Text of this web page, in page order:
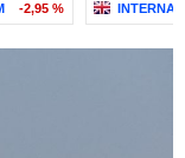
-2,95 %